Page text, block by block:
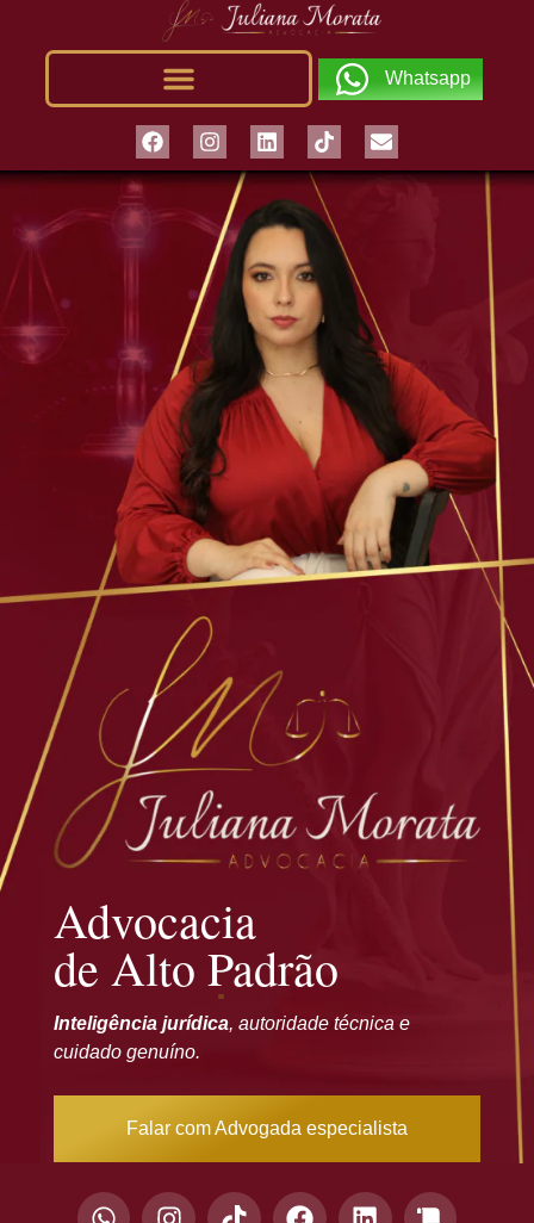
Whatsapp
Advocacia
de Alto Padrão
Inteligência jurídica, autoridade técnica e
cuidado genuíno.
Falar com Advogada especialista